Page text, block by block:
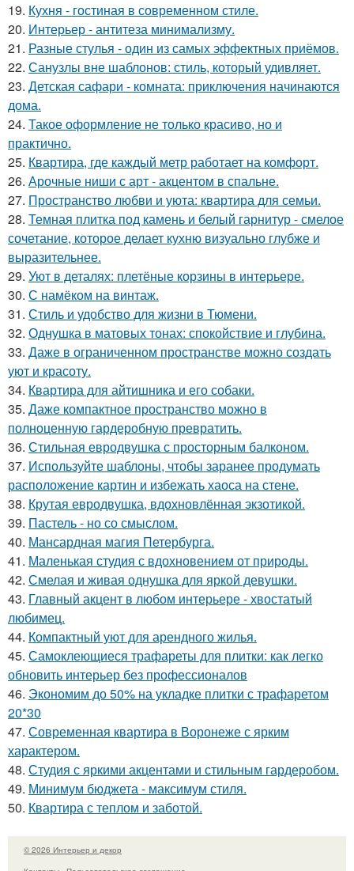
19. Кухня - гостиная в современном стиле.
20. Интерьер - антитеза минимализму.
21. Разные стулья - один из самых эффектных приёмов.
22. Санузлы вне шаблонов: стиль, который удивляет.
23. Детская сафари - комната: приключения начинаются
дома.
24. Такое оформление не только красиво, но и
практично.
25. Квартира, где каждый метр работает на комфорт.
26. Арочные ниши с арт - акцентом в спальне.
27. Пространство любви и уюта: квартира для семьи.
28. Темная плитка под камень и белый гарнитур - смелое
сочетание, которое делает кухню визуально глубже и
выразительнее.
29. Уют в деталях: плетёные корзины в интерьере.
30. С намёком на винтаж.
31. Стиль и удобство для жизни в Тюмени.
32. Однушка в матовых тонах: спокойствие и глубина.
33. Даже в ограниченном пространстве можно создать
уют и красоту.
34. Квартира для айтишника и его собаки.
35. Даже компактное пространство можно в
полноценную гардеробную превратить.
36. Стильная евродвушка с просторным балконом.
37. Используйте шаблоны, чтобы заранее продумать
расположение картин и избежать хаоса на стене.
38. Крутая евродвушка, вдохновлённая экзотикой.
39. Пастель - но со смыслом.
40. Мансардная магия Петербурга.
41. Маленькая студия с вдохновением от природы.
42. Смелая и живая однушка для яркой девушки.
43. Главный акцент в любом интерьере - хвостатый
любимец.
44. Компактный уют для арендного жилья.
45. Самоклеющиеся трафареты для плитки: как легко
обновить интерьер без профессионалов
46. Экономим до 50% на укладке плитки с трафаретом
20*30
47. Современная квартира в Воронеже с ярким
характером.
48. Студия с яркими акцентами и стильным гардеробом.
49. Минимум бюджета - максимум стиля.
50. Квартира с теплом и заботой.
© 2026 Интерьер и декор